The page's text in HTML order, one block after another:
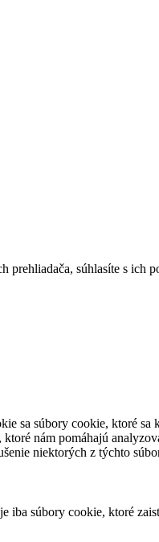
prehliadača, súhlasíte s ich
sa súbory cookie, ktoré
nám pomáhajú
niektorých z týchto
iba súbory cookie, ktoré